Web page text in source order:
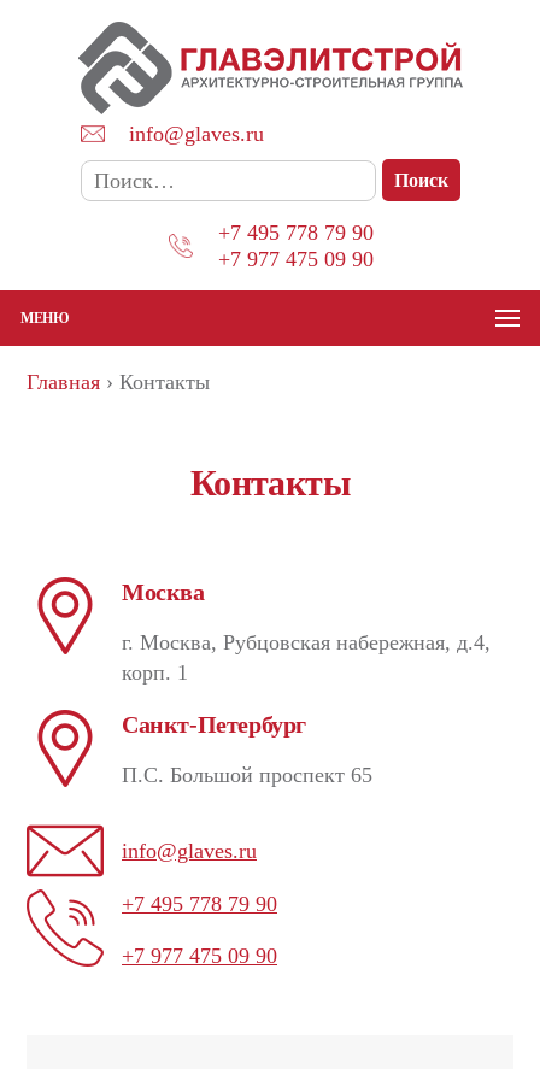
содержимому
info@glaves.ru
Найти:
+7 495 778 79 90
+7 977 475 09 90
МЕНЮ
Главная › Контакты
Контакты
Москва
г. Москва, Рубцовская набережная, д.4,
корп. 1
Санкт-Петербург
П.С. Большой проспект 65
info@glaves.ru
+7 495 778 79 90
+7 977 475 09 90